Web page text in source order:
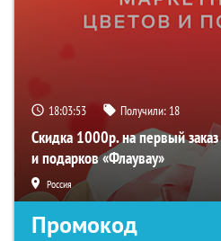
18:03:52 Получили: 18
Скидка 1000р. на первый
и подарков «Флаувау»
Россия
Промокод